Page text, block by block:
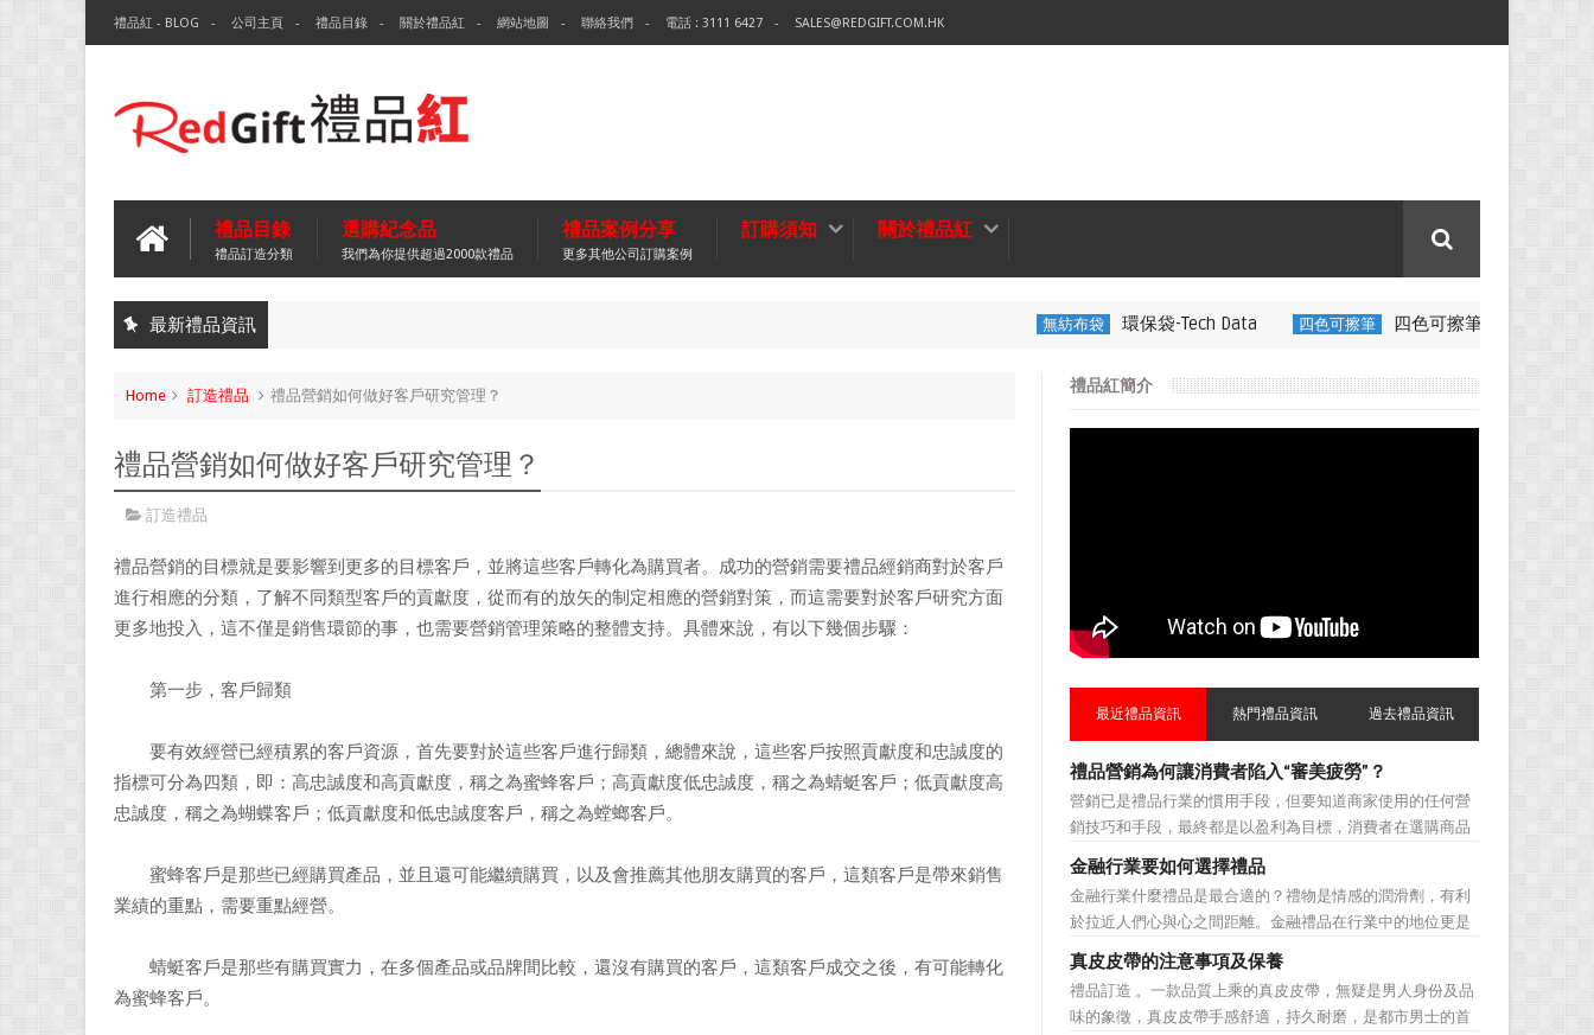
禮品紅 - BLOG 公司主頁 禮品目錄 關於禮品紅 網站地圖 聯絡我們 電話 : 3111 6427 SALES@REDGIFT.COM.HK
禮品目錄
禮品訂造分類
選購紀念品
我們為你提供超過2000款禮品
禮品案例分享
更多其他公司訂購案例
訂購須知 關於禮品紅
最新禮品資訊 環保袋-Tech Data 四色可擦筆 四色可擦筆-百通電纜 350ML 折疊矽膠咖
Home 訂造禮品 禮品營銷如何做好客戶研究管理？
禮品營銷如何做好客戶研究管理？
訂造禮品
禮品營銷的目標就是要影響到更多的目標客戶，並將這些客戶轉化為購買者。成功的營銷需要禮品經銷商對於客戶
進行相應的分類，了解不同類型客戶的貢獻度，從而有的放矢的制定相應的營銷對策，而這需要對於客戶研究方面
更多地投入，這不僅是銷售環節的事，也需要營銷管理策略的整體支持。具體來說，有以下幾個步驟：
第一步，客戶歸類
要有效經營已經積累的客戶資源，首先要對於這些客戶進行歸類，總體來說，這些客戶按照貢獻度和忠誠度的
指標可分為四類，即：高忠誠度和高貢獻度，稱之為蜜蜂客戶；高貢獻度低忠誠度，稱之為蜻蜓客戶；低貢獻度高
忠誠度，稱之為蝴蝶客戶；低貢獻度和低忠誠度客戶，稱之為螳螂客戶。
蜜蜂客戶是那些已經購買產品，並且還可能繼續購買，以及會推薦其他朋友購買的客戶，這類客戶是帶來銷售
業績的重點，需要重點經營。
蜻蜓客戶是那些有購買實力，在多個產品或品牌間比較，還沒有購買的客戶，這類客戶成交之後，有可能轉化
為蜜蜂客戶。
禮品紅簡介
最近禮品資訊 熱門禮品資訊 過去禮品資訊
禮品營銷為何讓消費者陷入“審美疲勞”？
營銷已是禮品行業的慣用手段，但要知道商家使用的任何營
銷技巧和手段，最終都是以盈利為目標，消費者在選購商品
時最為關注的便是如何利用最低的費用購買到最超值的貨
品。在禮品公司使用常規的營銷方式的同時，消費者也不免
走陷入了“審美疲勞”。 編者總結了最讓消費者對禮品行
業營銷產生免疫...
金融行業要如何選擇禮品
金融行業什麼禮品是最合適的？禮物是情感的潤滑劑，有利
於拉近人們心與心之間距離。金融禮品在行業中的地位更是
不容忽視，因為禮品即是企業形象的象徵，又是企業地位的
彰顯，同時對收禮人來說，一份禮物的永恆意義是語言難以
企及的。難怪有人曾說：再省也不能省禮物，再窮也不能窮
送禮。但是，禮品選擇...
真皮皮帶的注意事項及保養
禮品訂造 。一款品質上乘的真皮皮帶，無疑是男人身份及品
味的象徵，真皮皮帶手感舒適，持久耐磨，是都市男士的首